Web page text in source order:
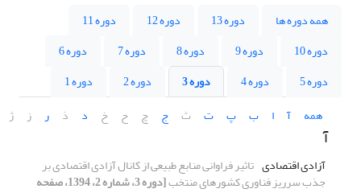
همه دوره ها دوره 13 دوره 12
دوره 11
دوره 10
دوره 9 دوره 8 دوره 7
دوره 6
دوره 5
دوره 4 دوره 3 دوره 2
دوره 1
همه
آ ا ب پ ت ث ج چ ح خ د ذ ر ز ژ
آ
آزادی اقتصادی تاثیر فراوانی منابع طبیعی از کانال آزادی اقتصادی بر
جذب سرریز فناوری کشورهای منتخب [دوره 3، شماره 2، 1394، صفحه